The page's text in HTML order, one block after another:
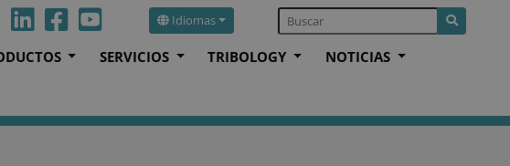
Idiomas
SERVICIOS TRIBOLOGY
NOTICIAS